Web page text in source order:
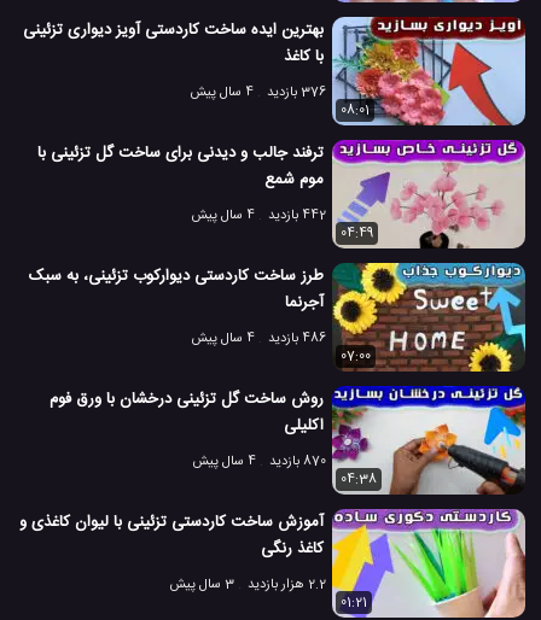
بهترین ایده ساخت کاردستی آویز دیواری تزئینی
با کاغذ
376 بازدید
4 سال پیش
08:01
ترفند جالب و دیدنی برای ساخت گل تزئینی با
موم شمع
442 بازدید
4 سال پیش
04:49
طرز ساخت کاردستی دیوارکوب تزئینی، به سبک
آجرنما
486 بازدید
4 سال پیش
07:00
روش ساخت گل تزئینی درخشان با ورق فوم
اکلیلی
870 بازدید
4 سال پیش
04:38
آموزش ساخت کاردستی تزئینی با لیوان کاغذی و
کاغذ رنگی
2.2 هزار بازدید
3 سال پیش
01:21